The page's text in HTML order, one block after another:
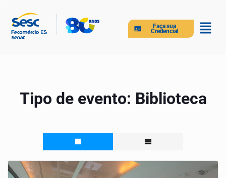
Faça sua
Credencial
Tipo de evento: Biblioteca